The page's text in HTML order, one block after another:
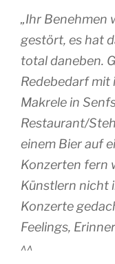
„Ihr Benehmen
gestört, es hat
total daneben.
Redebedarf mit
Makrele in
Restaurant/
einem Bier auf
Konzerten fern
Künstlern nicht
Konzerte
Feelings,
^^